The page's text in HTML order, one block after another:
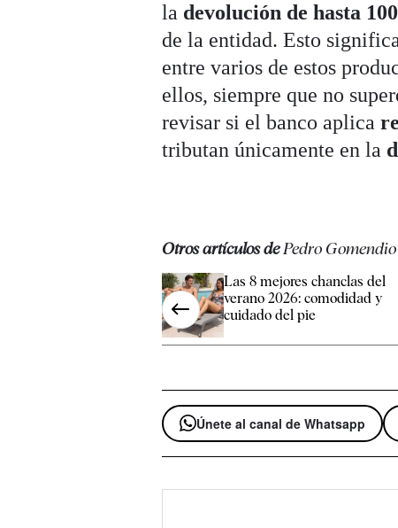
la devolución de hasta
de la entidad. Esto
entre varios de estos
ellos, siempre que no
revisar si el banco aplica
tributan únicamente en la
Otros artículos dePedro Gomendio
Las 8 mejores chanclas del
verano 2026: comodidad y
cuidado del pie
Únete al canal de Whatsapp